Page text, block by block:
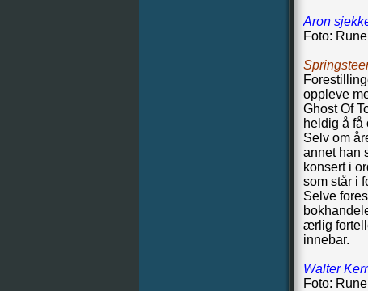
Aron
Foto: Rune
oppleve
Ghost Of
heldig å få
Selv om
annet han
konsert i
som står i
Selve
ærlig
innebar.
Walter
Foto: Rune